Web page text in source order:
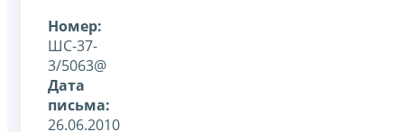
Номер:
ШС-37-
3/5063@
Дата
письма:
26.06.2010